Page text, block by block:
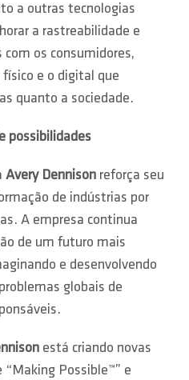
a outras tecnologias
a rastreabilidade e
os consumidores,
e o digital que
quanto a sociedade.
possibilidades
Avery Dennison reforça seu
de indústrias por
A empresa continua
de um futuro mais
e desenvolvendo
globais de
está criando novas
Possible™” e